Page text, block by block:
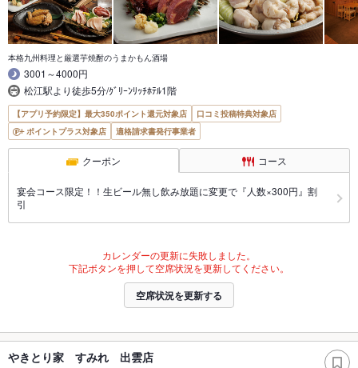
本格九州料理と厳選芋焼酎のうまかもん酒場
3001～4000円
松江駅より徒歩5分/ｸﾞﾘｰﾝﾘｯﾁﾎﾃﾙ1階
【アプリ予約限定】最大350ポイント還元対象店
口コミ投稿特典対象店
ポイントプラス対象店
適格請求書発行事業者
クーポン コース
宴会コース限定！！生ビール無し飲み放題に変更で『人数×300円』割
引
カレンダーの更新に失敗しました。
下記ボタンを押して空席状況を更新してください。
空席状況を更新する
やきとり家 すみれ 出雲店